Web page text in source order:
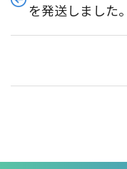
を発送しました。